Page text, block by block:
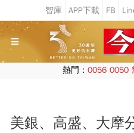
熱門： 0056 0050
美銀、高盛、大摩